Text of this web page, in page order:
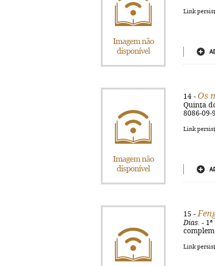
Link
14 - Os
Quinta
8086-09-9
Link
15 -
Dias . -
Link